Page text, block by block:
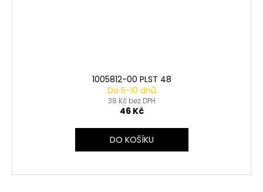
1005812-00 PLST 48
Do 5-10 dnů
38 Kč bez DPH
46 Kč
DO KOŠÍKU